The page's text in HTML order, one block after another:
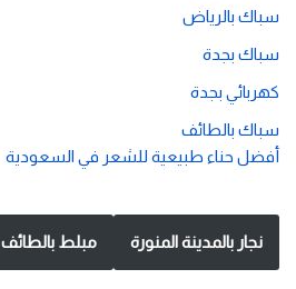
سباك بالرياض
سباك بجدة
كهربائي بجدة
سباك بالطائف
أفضل حناء طبيعية للشعر في السعودية
نجار بالمدينة المنورة مبلط بالطائف